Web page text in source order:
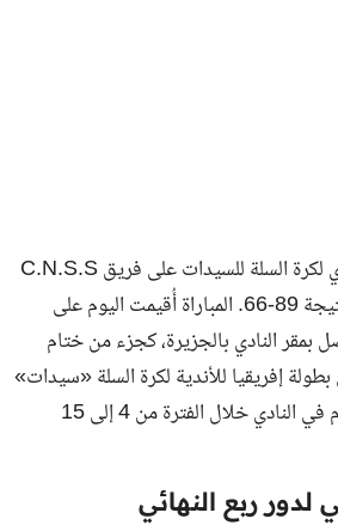
فاز فريق الجيش الرواندي لكرة السلة للسيدات على فريق C.N.S.S
الكونغولي الديمقراطي بنتيجة 89-66. المباراة أُقيمت اليوم على
بمقر النادي بالجزيرة، كجزء من ختام
إفريقيا للأندية لكرة السلة «سيدات»
WBLA 2025، التي تُقام في النادي خلال الفترة من 4 إلى 15
لدور ربع النهائي